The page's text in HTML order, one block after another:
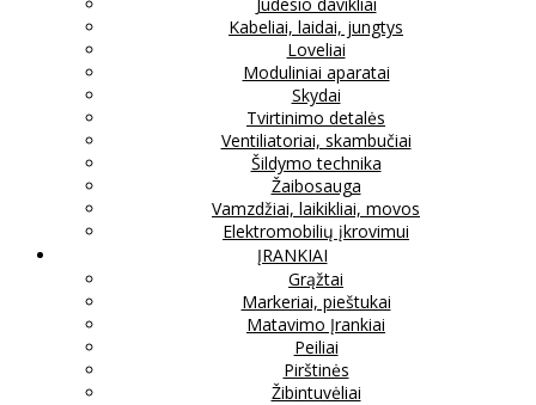
Kabeliai, laidai, jungtys
Loveliai
Moduliniai aparatai
Skydai
Tvirtinimo detalės
Ventiliatoriai, skambučiai
Šildymo technika
Žaibosauga
Vamzdžiai, laikikliai, movos
Elektromobilių įkrovimui
ĮRANKIAI
Grąžtai
Markeriai, pieštukai
Matavimo Įrankiai
Peiliai
Pirštinės
Žibintuvėliai